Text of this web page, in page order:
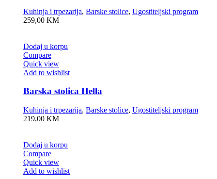
Kuhinja i trpezarija, Barske stolice, Ugostiteljski program
259,00 KM
Dodaj u korpu
Compare
Quick view
Add to wishlist
Barska stolica Hella
Kuhinja i trpezarija, Barske stolice, Ugostiteljski program
219,00 KM
Dodaj u korpu
Compare
Quick view
Add to wishlist